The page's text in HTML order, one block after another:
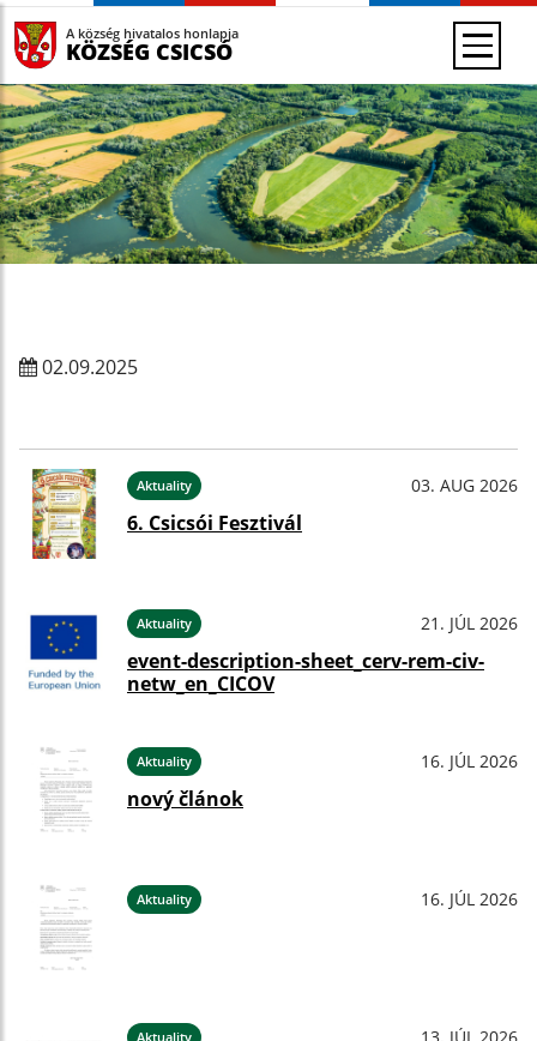
A község hivatalos honlapja
KÖZSÉG CSICSÓ
02.09.2025
Aktuality 03. AUG 2026
6. Csicsói Fesztivál
Aktuality 21. JÚL 2026
event-description-sheet_cerv-rem-civ-
netw_en_CICOV
Aktuality 16. JÚL 2026
nový článok
Aktuality 16. JÚL 2026
Aktuality